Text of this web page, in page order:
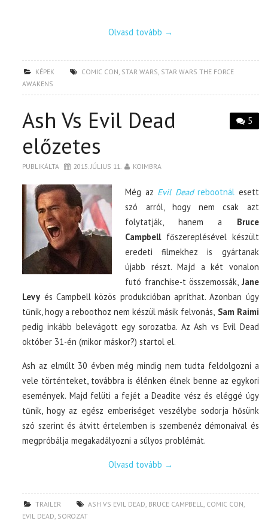
Olvasd tovább →
KÉPEK COMIC CON STAR WARS STAR WARS THE FORCE
AWAKENS
5
Ash Vs Evil Dead
előzetes
PUBLIKÁLTA 2015. JÚLIUS 11. KOIMBRA
Még az Evil Deadrebootnál esett
szó arról, hogy nem csak azt
folytatják, hanem a Bruce
Campbellfőszereplésével készült
eredeti filmekhez is gyártanak
újabb részt. Majd a két vonalon
futó franchise-t összemossák, Jane
Levy és Campbell közös produkcióban apríthat. Azonban úgy
tűnik, hogy a reboothoz nem készül másik felvonás, Sam Raimi
pedig inkább belevágott egy sorozatba. Az Ash vs Evil Dead
október 31-én (mikor máskor?) startol el.
Ash az elmúlt 30 évben még mindig nem tudta feldolgozni a
vele történteket, továbbra is élénken élnek benne az egykori
események. Majd felüti a fejét a Deadite vész és eléggé úgy
tűnik, hogy az egész emberiséget veszélybe sodorja hősünk
szó szerint és átvitt értelemben is szembenéz démonaival és
megpróbálja megakadályozni a súlyos problémát.
Olvasd tovább →
TRAILER ASH VS EVIL DEAD BRUCE CAMPBELL COMIC CON
EVIL DEAD SOROZAT